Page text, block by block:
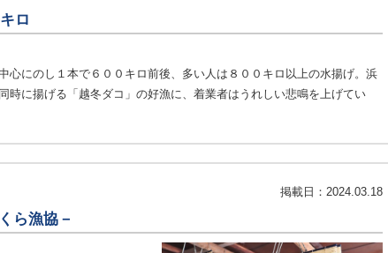
ロ
にのし１本で６００キロ前後、多い人は８００キロ以上の水揚げ。浜
時に揚げる「越冬ダコ」の好漁に、着業者はうれしい悲鳴を上げてい
掲載日： 2024.03.18
ら漁協－